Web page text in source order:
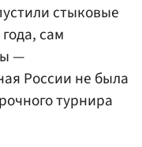
стыковые
сам
—
России не была
турнира